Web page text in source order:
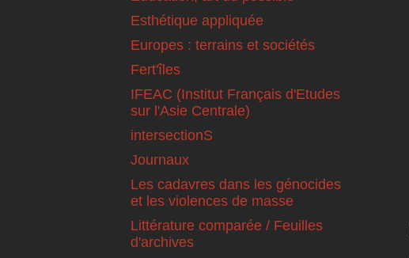
Esthétique appliquée
Europes : terrains et sociétés
Fert'îles
IFEAC (Institut Français d'Etudes
sur l'Asie Centrale)
intersectionS
Journaux
Les cadavres dans les génocides
et les violences de masse
Littérature comparée / Feuilles
d'archives